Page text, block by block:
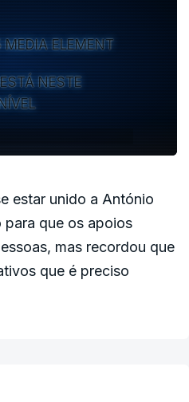
ELEMENT
NESTE
estar unido a António
para que os apoios
mas recordou que
que é preciso